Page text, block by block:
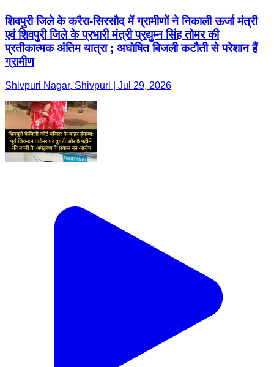
शिवपुरी जिले के करैरा-सिरसौद में ग्रामीणों ने निकाली ऊर्जा मंत्री
एवं शिवपुरी जिले के प्रभारी मंत्री प्रद्युम्न सिंह तोमर की
प्रतीकात्मक अंतिम यात्रा ; अघोषित बिजली कटौती से परेशान हैं
ग्रामीण
Shivpuri Nagar, Shivpuri | Jul 29, 2026